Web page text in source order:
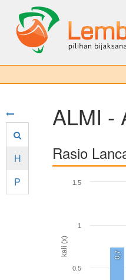
H
P
ALMI -
Rasio
kali (x)
0,7
0.5
1
1.5